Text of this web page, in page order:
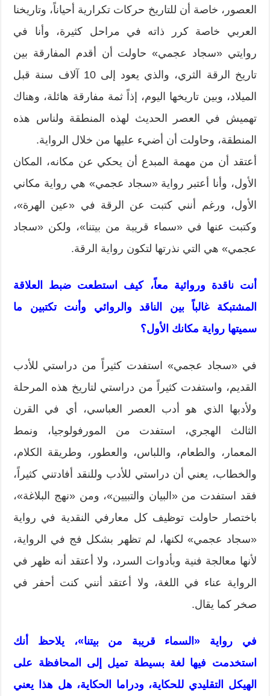
العصور، خاصة أن للتاريخ حركات تكرارية أحياناً، وتاريخنا
العربي خاصة كرر ذاته في مراحل كثيرة، وأنا في
روايتي «سجاد عجمي» حاولت أن أقدم المفارقة بين
تاريخ الرقة الثري، والذي يعود إلى 10 آلاف سنة قبل
الميلاد، وبين تاريخها اليوم، إذاً ثمة مفارقة هائلة، وهناك
تهميش في العصر الحديث لهذه المنطقة ولناس هذه
المنطقة، وحاولت أن أضيء عليها من خلال الرواية.
أعتقد أن من مهمة المبدع أن يحكي عن مكانه، المكان
الأول، وأنا أعتبر رواية «سجاد عجمي» هي رواية مكاني
الأول، ورغم أنني كتبت عن الرقة في «عين الهرة»،
وكتبت عنها في «سماء قريبة من بيتنا»، ولكن «سجاد
عجمي» هي التي نذرتها لتكون رواية الرقة.
أنت ناقدة وروائية معاً، كيف استطعت ضبط العلاقة
المشتبكة غالباً بين الناقد والروائي وأنت تكتبين ما
سميتها رواية مكانك الأول؟
في «سجاد عجمي» استفدت كثيراً من دراستي للأدب
القديم، واستفدت كثيراً من دراستي لتاريخ هذه المرحلة
ولأدبها الذي هو أدب العصر العباسي، أي في القرن
الثالث الهجري، استفدت من المورفولوجيا، ونمط
المعمار، والطعام، واللباس، والعطور، وطريقة الكلام،
والخطاب، يعني أن دراستي للأدب وللنقد أفادتني كثيراً،
فقد استفدت من «البيان والتبيين»، ومن «نهج البلاغة»،
باختصار حاولت توظيف كل معارفي النقدية في رواية
«سجاد عجمي» لكنها، لم تظهر بشكل فج في الرواية،
لأنها معالجة فنية وبأدوات السرد، ولا أعتقد أنه ظهر في
الرواية عناء في اللغة، ولا أعتقد أنني كنت أحفر في
صخر كما يقال.
في رواية «السماء قريبة من بيتنا»، يلاحظ أنك
استخدمت فيها لغة بسيطة تميل إلى المحافظة على
الهيكل التقليدي للحكاية، ودراما الحكاية، هل هذا يعني